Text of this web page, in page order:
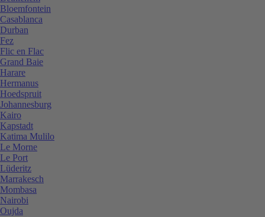
Bloemfontein
Casablanca
Durban
Fez
Flic en Flac
Grand Baie
Harare
Hermanus
Hoedspruit
Johannesburg
Kairo
Kapstadt
Katima Mulilo
Le Morne
Le Port
Lüderitz
Marrakesch
Mombasa
Nairobi
Oujda